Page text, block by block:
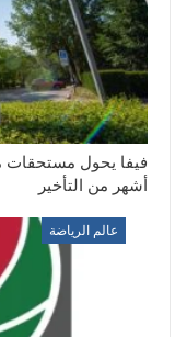
أشهر من التأخير
عالم الرياضة